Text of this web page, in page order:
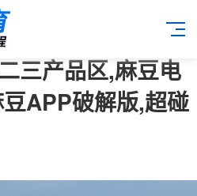
三产品区,麻豆电
APP破解版,超碰